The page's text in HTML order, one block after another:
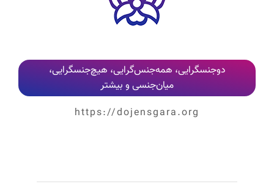
دوجنسگرایی، همه‌جنس‌گرایی، هیچ‌جنسگرایی،
میان‌جنسی و بیشتر
https://dojensgara.org